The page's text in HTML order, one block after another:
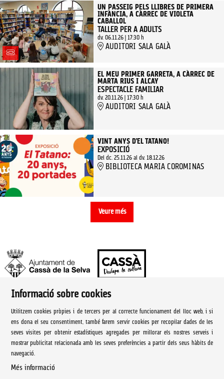
UN PASSEIG PELS LLIBRES DE PRIMERA
INFÀNCIA, A CÀRREC DE VIOLETA
CABALLOL
TALLER PER A ADULTS
dv. 06.11.26| 17:30 h
AUDITORI SALA GALÀ
EL MEU PRIMER GARRETA, A CÀRREC DE
MARTA RIUS I ALCAY
ESPECTACLE FAMILIAR
dv. 20.11.26| 17:30 h
AUDITORI SALA GALÀ
VINT ANYS D’EL TATANO!
EXPOSICIÓ
Del dc. 25.11.26al dv. 18.12.26
BIBLIOTECA MARIA COROMINAS
Veure més
Ajuntament de Cassà de la Selva | Àrea de cultura
Rambla Onze de Setembre, 107
Cassà de la Selva Tel. 972 460 005
culturacassa@cassa.cat
Informació sobre cookies
Utilitzem cookies pròpies i de tercers per al correcte funcionament del lloc web, i si
ens dona el seu consentiment, també farem servir cookies per recopilar dades de les
seves visites per obtenir estadístiques agregades per millorar els nostres serveis i
mostrar publicitat relacionada amb les seves preferències a partir dels seus hàbits de
navegació.
Més informació